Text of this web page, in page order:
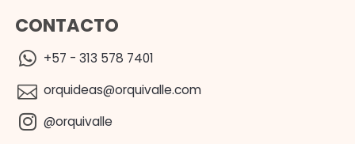
CONTACTO
+57 - 313 578 7401
orquideas@orquivalle.com
@orquivalle